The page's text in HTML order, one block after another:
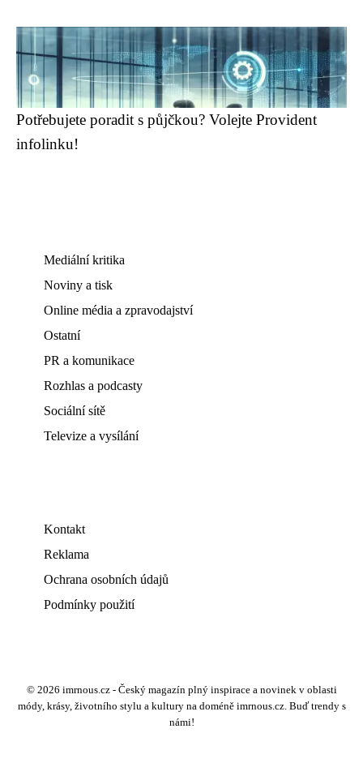
Potřebujete poradit s půjčkou? Volejte Provident
infolinku!
Mediální kritika
Noviny a tisk
Online média a zpravodajství
Ostatní
PR a komunikace
Rozhlas a podcasty
Sociální sítě
Televize a vysílání
Kontakt
Reklama
Ochrana osobních údajů
Podmínky použití
© 2026 imrnous.cz - Český magazín plný inspirace a novinek v oblasti
módy, krásy, životního stylu a kultury na doméně imrnous.cz. Buď trendy s
námi!